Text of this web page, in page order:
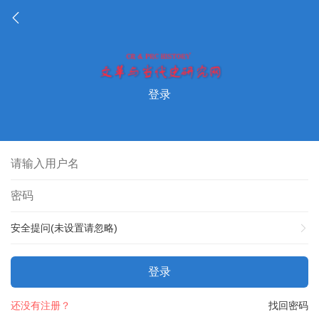
登录
安全提问(未设置请忽略)
登录
找回密码
还没有注册？